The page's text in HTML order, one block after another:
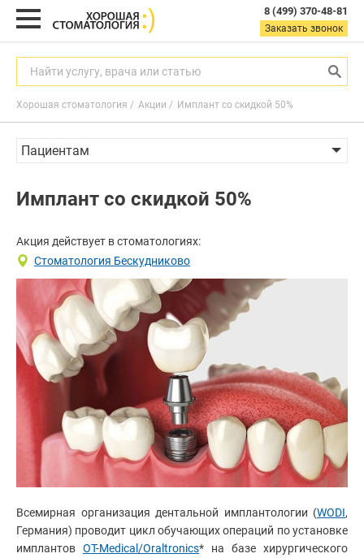
8 (499) 370-48-81
Заказать звонок
Найти услугу, врача или статью
Хорошая стоматология Акции Имплант со скидкой 50%
Пациентам
Акции
Имплант со скидкой 50%
Акция действует в стоматологиях:
Стоматология Бескудниково
Всемирная организация дентальной имплантологии (WODI,
Германия) проводит цикл обучающих операций по установке
имплантов OT-Мedical/Oraltronics* на базе хирургического
8
370-
48-
81
Заказать звонок
с
9:00
пн-
Найти услугу, врача или статью
Услуги
Гигиена
полости
рта
Диагностика
в
стоматологии
Реставрация
зубов
Диагностика
зубов
Акции
Клиники
Врачи
Статьи